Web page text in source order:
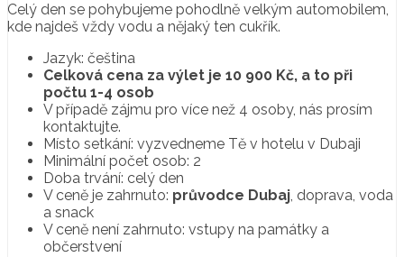
Celý den se pohybujeme pohodlně velkým automobilem,
kde najdeš vždy vodu a nějaký ten cukřík.
Jazyk: čeština
Celková cena za výlet je 10 900 Kč, a to při
počtu 1-4 osob
V případě zájmu pro více než 4 osoby, nás prosím
kontaktujte.
Místo setkání: vyzvedneme Tě v hotelu v Dubaji
Minimální počet osob: 2
Doba trvání: celý den
V ceně je zahrnuto: průvodce Dubaj, doprava, voda
a snack
V ceně není zahrnuto: vstupy na památky a
občerstvení